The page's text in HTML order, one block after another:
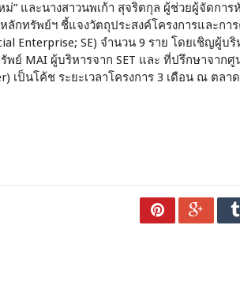
” และนางสาวนพเก้า สุจริตกุล ผู้ช่วยผู้จัดกา
กทรัพย์ฯ ชี้แจงวัตถุประสงค์โครงการและกา
Enterprise; SE) จำนวน 9 ราย โดยเชิญผู้บ
ย์ MAI ผู้บริหารจาก SET และ ที่ปรึกษาจากศู
เป็นโค้ช ระยะเวลาโครงการ 3 เดือน ณ ตล